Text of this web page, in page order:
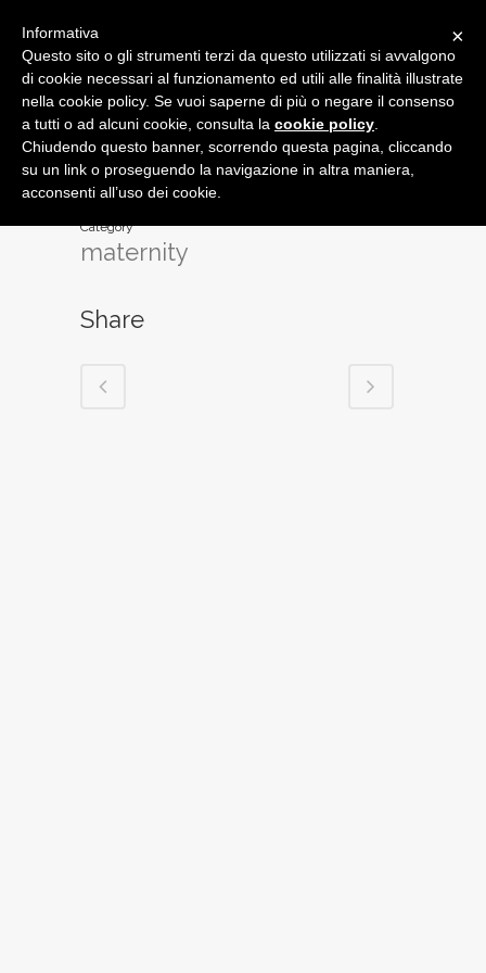
MATERNITY
Category
maternity
Share
×
Informativa
Questo sito o gli strumenti terzi da questo utilizzati si avvalgono
di cookie necessari al funzionamento ed utili alle finalità illustrate
nella cookie policy. Se vuoi saperne di più o negare il consenso
a tutti o ad alcuni cookie, consulta la cookie policy
Chiudendo questo banner, scorrendo questa pagina, cliccando
su un link o proseguendo la navigazione in altra maniera,
acconsenti all’uso dei cookie.